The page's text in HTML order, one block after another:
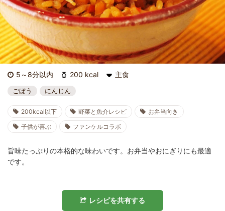
5～8分以内 200 kcal 主食
ごぼう にんじん
200kcal以下 野菜と魚介レシピ
お弁当向き
子供が喜ぶ
ファンケルコラボ
旨味たっぷりの本格的な味わいです。お弁当やおにぎりにも最適
です。
レシピを共有する